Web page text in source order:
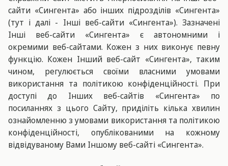
сайти «Сингента» або інших підрозділів «Сингента»
(тут і далі - Інші веб-сайти «Сингента»). Зазначені
Інші веб-сайти «Сингента» є автономними і
окремими веб-сайтами. Кожен з них виконує певну
функцію. Кожен Інший веб-сайт «Сингента», таким
чином, регулюється своїми власними умовами
використання та політикою конфіденційності. При
доступі до Інших веб-сайтів «Сингента» по
посиланнях з цього Сайту, приділіть кілька хвилин
ознайомленню з умовами використання та політикою
конфіденційності, опублікованими на кожному
відвідуваному Вами Іншому веб-сайті «Сингента».